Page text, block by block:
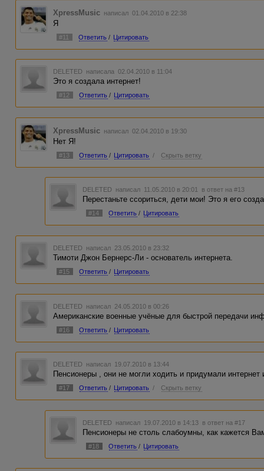
XpressMusic написал 01.04.2010 в 22:38
Я
#11 Ответить / Цитировать
DELETED написала 02.04.2010 в 11:04
Это я создала интернет!
#12 Ответить / Цитировать
XpressMusic написал 02.04.2010 в 19:30
Нет Я!
#13 Ответить / Цитировать / Скрыть ветку
DELETED написал 11.05.2010 в 20:01 в ответ на #13
Перестаньте ссориться, дети мои! Это я его
#14 Ответить / Цитировать
DELETED написал 23.05.2010 в 23:32
Тимоти Джон Бернерс-Ли - основатель интернета.
#15 Ответить / Цитировать
DELETED написал 24.05.2010 в 00:26
Американские военные учёные для быстрой передачи
#16 Ответить / Цитировать
DELETED написал 19.07.2010 в 13:44
Пенсионеры , они не могли ходить и придумали интернет
#17 Ответить / Цитировать / Скрыть ветку
DELETED написал 19.07.2010 в 14:13 в ответ на #17
Пенсионеры не столь слабоумны, как кажется
#18 Ответить / Цитировать